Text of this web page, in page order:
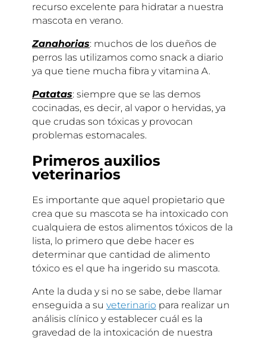
recurso excelente para hidratar a nuestra
mascota en verano.
Zanahorias: muchos de los dueños de
perros las utilizamos como snack a diario
ya que tiene mucha fibra y vitamina A.
Patatas: siempre que se las demos
cocinadas, es decir, al vapor o hervidas, ya
que crudas son tóxicas y provocan
problemas estomacales.
Primeros auxilios
veterinarios
Es importante que aquel propietario que
crea que su mascota se ha intoxicado con
cualquiera de estos alimentos tóxicos de la
lista, lo primero que debe hacer es
determinar que cantidad de alimento
tóxico es el que ha ingerido su mascota.
Ante la duda y si no se sabe, debe llamar
enseguida a su veterinario para realizar un
análisis clínico y establecer cuál es la
gravedad de la intoxicación de nuestra